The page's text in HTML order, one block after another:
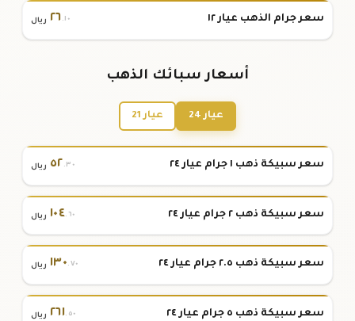
سعر جرام الذهب عيار ١٢ ٢٦.١٠ ريال
أسعار سبائك الذهب
عيار 24 عيار 21
سعر سبيكة ذهب ١ جرام عيار ٢٤ ٥٢.٣٠ ريال
سعر سبيكة ذهب ٢ جرام عيار ٢٤ ١٠٤.٦٠ ريال
سعر سبيكة ذهب ٢.٥ جرام عيار ٢٤ ١٣٠.٧٠ ريال
سعر سبيكة ذهب ٥ جرام عيار ٢٤ ٢٦١.٥٠ ريال